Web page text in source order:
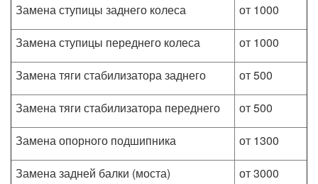
Замена ступицы заднего колеса
от 1000
Замена ступицы переднего колеса
от 1000
Замена тяги стабилизатора заднего
от 500
Замена тяги стабилизатора переднего
от 500
Замена опорного подшипника
от 1300
Замена задней балки (моста)
от 3000